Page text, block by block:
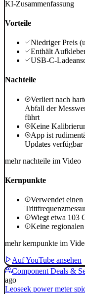
KI-Zusammenfassung
Vorteile
Niedriger Preis
Enthält
USB-C-
Nachteile
Verliert nach
Abfall der
führt
Keine
App ist
Updates verfügbar
mehr nachteile im Video
Kernpunkte
Verwendet
Wiegt etwa 103
Keine
mehr kernpunkte im
Auf YouTube ansehen
Component Deals &
ago
Leoseek power meter